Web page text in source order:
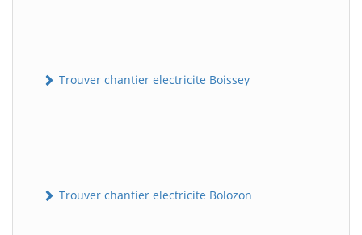
Trouver chantier electricite Boissey
Trouver chantier electricite Bolozon